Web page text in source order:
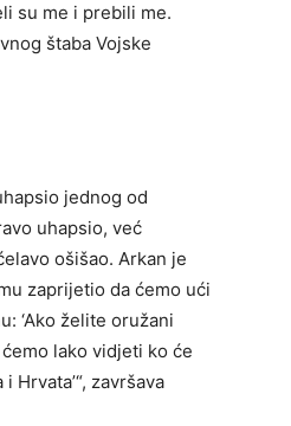
su me i prebili me.
štaba Vojske
jednog od
uhapsio, već
ošišao. Arkan je
zaprijetio da ćemo ući
‘Ako želite oružani
lako vidjeti ko će
završava